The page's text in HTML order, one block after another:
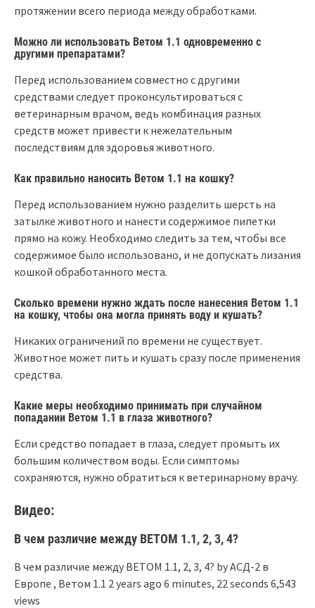
протяжении всего периода между обработками.
Можно ли использовать Ветом 1.1 одновременно с
другими препаратами?
Перед использованием совместно с другими
средствами следует проконсультироваться с
ветеринарным врачом, ведь комбинация разных
средств может привести к нежелательным
последствиям для здоровья животного.
Как правильно наносить Ветом 1.1 на кошку?
Перед использованием нужно разделить шерсть на
затылке животного и нанести содержимое пипетки
прямо на кожу. Необходимо следить за тем, чтобы все
содержимое было использовано, и не допускать лизания
кошкой обработанного места.
Сколько времени нужно ждать после нанесения Ветом 1.1
на кошку, чтобы она могла принять воду и кушать?
Никаких ограничений по времени не существует.
Животное может пить и кушать сразу после применения
средства.
Какие меры необходимо принимать при случайном
попадании Ветом 1.1 в глаза животного?
Если средство попадает в глаза, следует промыть их
большим количеством воды. Если симптомы
сохраняются, нужно обратиться к ветеринарному врачу.
Видео:
В чем различие между ВЕТОМ 1.1, 2, 3, 4?
В чем различие между ВЕТОМ 1.1, 2, 3, 4? by АСД-2 в
Европе , Ветом 1.1 2 years ago 6 minutes, 22 seconds 6,543
views